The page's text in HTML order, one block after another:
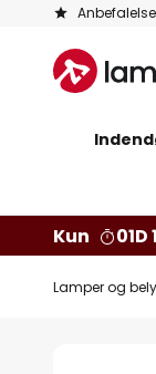
Skip
Content
Kun 01D
Lamper og